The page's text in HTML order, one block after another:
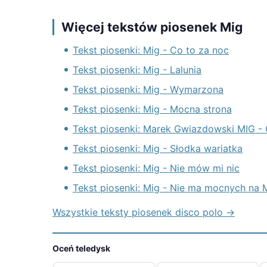
Więcej tekstów piosenek Mig
Tekst piosenki: Mig - Co to za noc
Tekst piosenki: Mig - Lalunia
Tekst piosenki: Mig - Wymarzona
Tekst piosenki: Mig - Mocna strona
Tekst piosenki: Marek Gwiazdowski MIG -
Tekst piosenki: Mig - Słodka wariatka
Tekst piosenki: Mig - Nie mów mi nic
Tekst piosenki: Mig - Nie ma mocnych na
Wszystkie teksty piosenek disco polo →
Oceń teledysk